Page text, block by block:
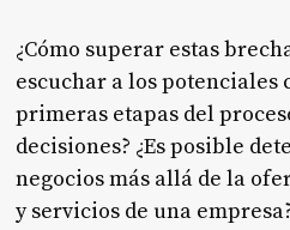
¿Cómo superar estas
escuchar a los potenciales
primeras etapas del
decisiones? ¿Es posible
negocios más allá de la
y servicios de una